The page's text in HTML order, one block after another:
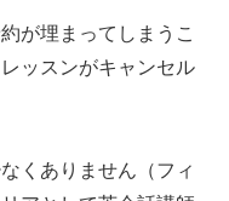
が埋まってしまうこ
ッスンがキャンセル
くありません（フィ